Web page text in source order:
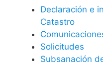
Declaración e
Catastro
Solicitudes
Subsanación